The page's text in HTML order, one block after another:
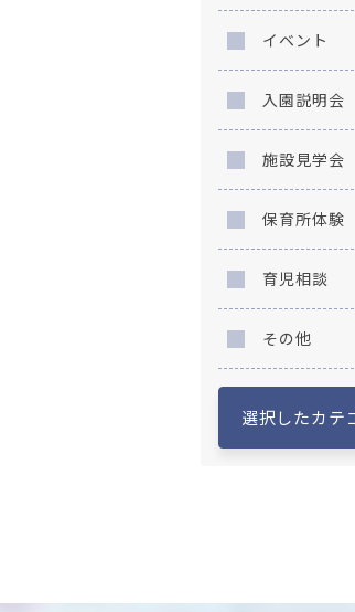
イベント
入園説明会
施設見学会
保育所体験
育児相談
その他
選択したカテ